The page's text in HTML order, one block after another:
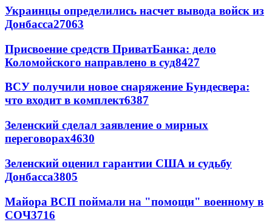
Украинцы определились насчет вывода войск из
Донбасса27063
Присвоение средств ПриватБанка: дело
Коломойского направлено в суд8427
ВСУ получили новое снаряжение Бундесвера:
что входит в комплект6387
Зеленский сделал заявление о мирных
переговорах4630
Зеленский оценил гарантии США и судьбу
Донбасса3805
Майора ВСП поймали на "помощи" военному в
СОЧ3716